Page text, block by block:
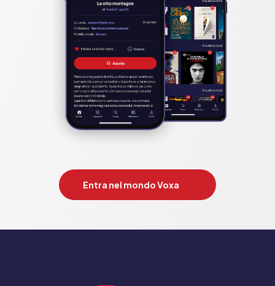
Entra nel mondo Voxa